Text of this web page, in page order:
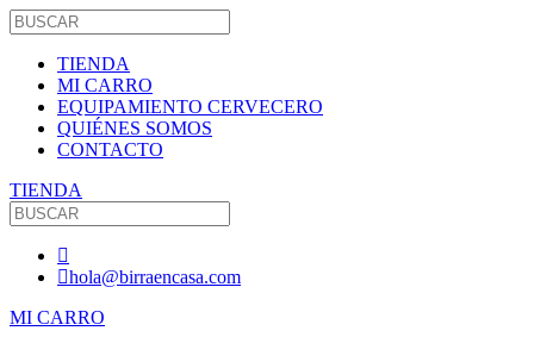
TIENDA
MI CARRO
EQUIPAMIENTO CERVECERO
QUIÉNES SOMOS
CONTACTO
TIENDA
hola@birraencasa.com
MI CARRO